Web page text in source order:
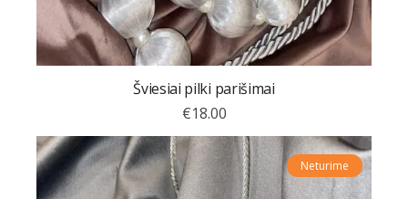
Šviesiai pilki parišimai
€18.00
Neturime